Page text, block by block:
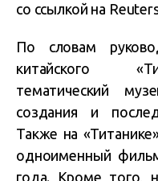
со ссылкой на
По словам
китайского
тематический
создания и
Также на
одноименный
года. Кроме того,